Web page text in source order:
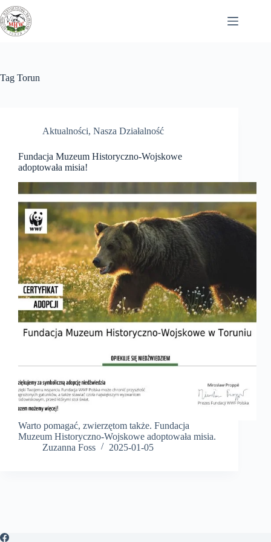
Przejdź
do
treści
Tag Torun
Aktualności, Nasza Działalność
Fundacja Muzeum Historyczno-Wojskowe
adoptowała misia!
Warto pomagać, zwierzętom także. Fundacja
Muzeum Historyczno-Wojskowe adoptowała misia.
Zuzanna Foss
2025-01-05